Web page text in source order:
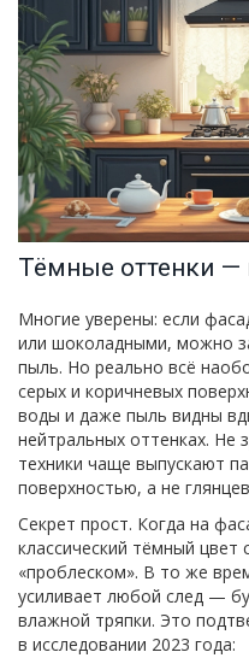
Тёмные оттенки —
Многие уверены: если
или шоколадными, можно
пыль. Но реально всё
серых и коричневых
воды и даже пыль видны
нейтральных оттенках. Не
техники чаще выпускают
поверхностью, а не
Секрет прост. Когда на
классический тёмный цвет
«проблеском». В то же
усиливает любой след —
влажной тряпки. Это
в исследовании 2023 года: